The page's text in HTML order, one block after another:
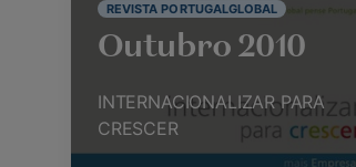
REVISTA PORTUGALGLOBAL
Outubro 2010
INTERNACIONALIZAR PARA
CRESCER